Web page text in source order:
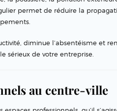
permet de réduire la
diminue l’absentéisme et
sérieux de votre entreprise.
au centre-ville